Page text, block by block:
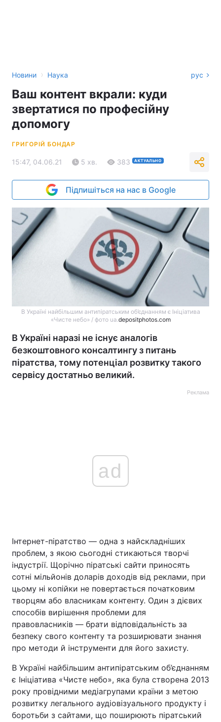
Новини › Наука рус
Ваш контент вкрали: куди
звертатися по професійну
допомогу
ГРИГОРІЙ БОНДАР
15:47, 04.06.21 5 хв. 383 АКТУАЛЬНО
Підпишіться на нас в Google
В Україні найбільшим антипіратським об’єднанням є Ініціатива
«‎Чисте небо» / фото ua.depositphotos.com
В Україні наразі не існує аналогів
безкоштовного консалтингу з питань
піратства, тому потенціал розвитку такого
сервісу достатньо великий.
Реклама
ad
Інтернет-піратство — одна з найскладніших
проблем, з якою сьогодні стикаються творчі
індустрії. Щорічно піратські сайти приносять
сотні мільйонів доларів доходів від реклами, при
цьому ні копійки не повертається початковим
творцям або власникам контенту. Один з дієвих
способів вирішення проблеми для
правовласників — брати відповідальність за
безпеку свого контенту та розширювати знання
про методи й інструменти для його захисту.
В Україні найбільшим антипіратським об’єднанням
є Ініціатива «‎Чисте небо», яка була створена 2013
року провідними медіагрупами країни з метою
розвитку легального аудіовізуального продукту і
боротьби з сайтами, що поширюють піратський